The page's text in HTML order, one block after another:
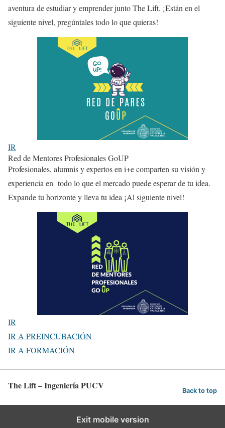
aventura de estudiar y emprender junto The Lift. ¡Están en el
siguiente nivel, pregúntales todo lo que quieras!
IR
Red de Mentores Profesionales GoUP
Profesionales, alumnis y expertos en i+ecomparten su visión y
experiencia en todo lo que el mercado puede esperar de tu idea.
Expande tu horizonte y lleva tu idea ¡Al siguiente nivel!
IR
IR A PREINCUBACIÓN
IR A FORMACIÓN
The Lift – Ingeniería PUCV Back to top
Exit mobile version